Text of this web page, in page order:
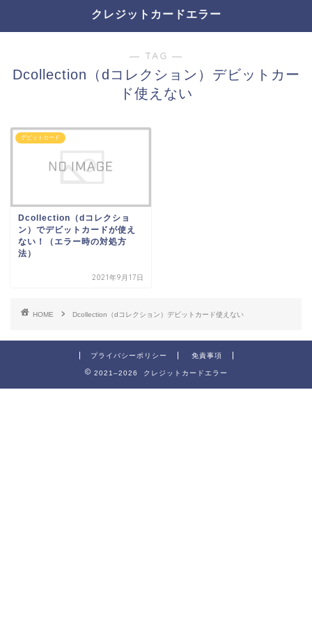
クレジットカードエラー
― TAG ―
Dcollection（dコレクション）デビットカー
ド使えない
デビットカード
Dcollection（dコレクショ
ン）でデビットカードが使え
ない！（エラー時の対処方
法）
2021年9月17日
HOME Dcollection（dコレクション）デビットカード使えない
プライバシーポリシー 免責事項
2021–2026 クレジットカードエラー